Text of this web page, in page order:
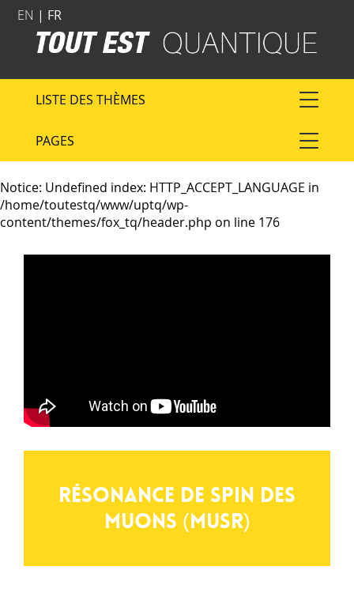
EN | FR
LISTE DES THÈMES
PAGES
Notice: Undefined index: HTTP_ACCEPT_LANGUAGE in
/home/toutestq/www/uptq/wp-
content/themes/fox_tq/header.php on line 176
Résonance de spin des
muons (MuSR)